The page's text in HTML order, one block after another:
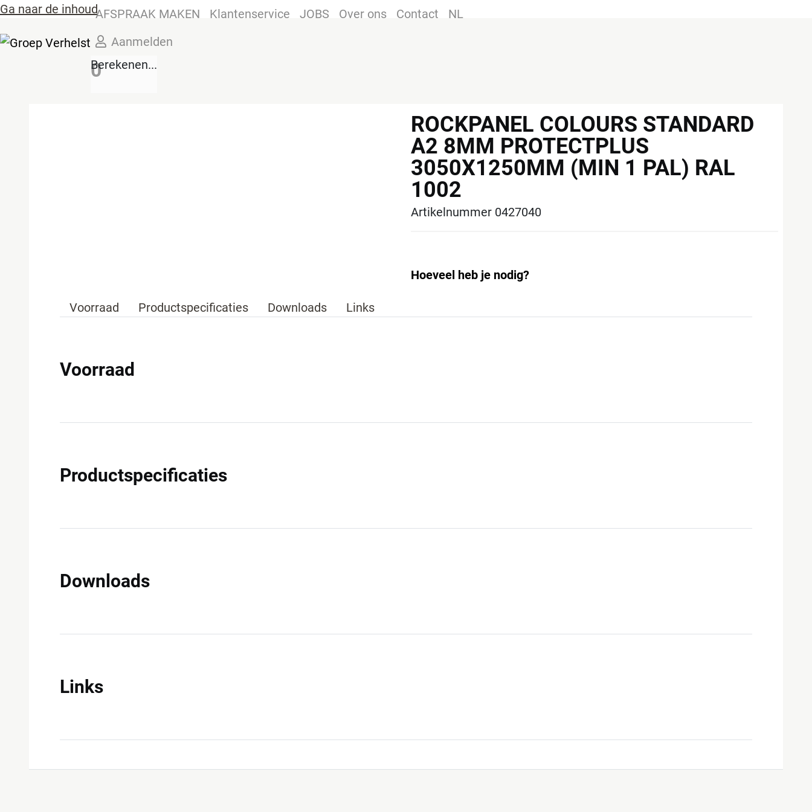
Ga naar de inhoudAFSPRAAK MAKEN Klantenservice JOBS Over ons Contact
NL
Aanmelden
0
Berekenen...
ROCKPANEL COLOURS STANDARD
A2 8MM PROTECTPLUS
3050X1250MM (MIN 1 PAL) RAL
1002
Artikelnummer 0427040
Hoeveel heb je nodig?
Voorraad Productspecificaties Downloads Links
Voorraad
Productspecificaties
Downloads
Links